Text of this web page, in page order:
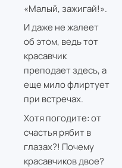
«Малый, зажигай!».
И даже не жалеет
об этом, ведь тот
красавчик
преподает здесь, а
еще мило флиртует
при встречах.
Хотя погодите: от
счастья рябит в
глазах?! Почему
красавчиков двое?